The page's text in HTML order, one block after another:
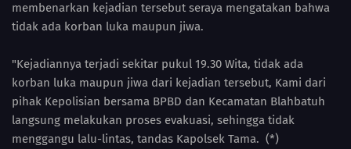
membenarkan kejadian tersebut seraya mengatakan bahwa
tidak ada korban luka maupun jiwa.
"Kejadiannya terjadi sekitar pukul 19.30 Wita, tidak ada
korban luka maupun jiwa dari kejadian tersebut, Kami dari
pihak Kepolisian bersama BPBD dan Kecamatan Blahbatuh
langsung melakukan proses evakuasi, sehingga tidak
menggangu lalu-lintas, tandas Kapolsek Tama. (*)